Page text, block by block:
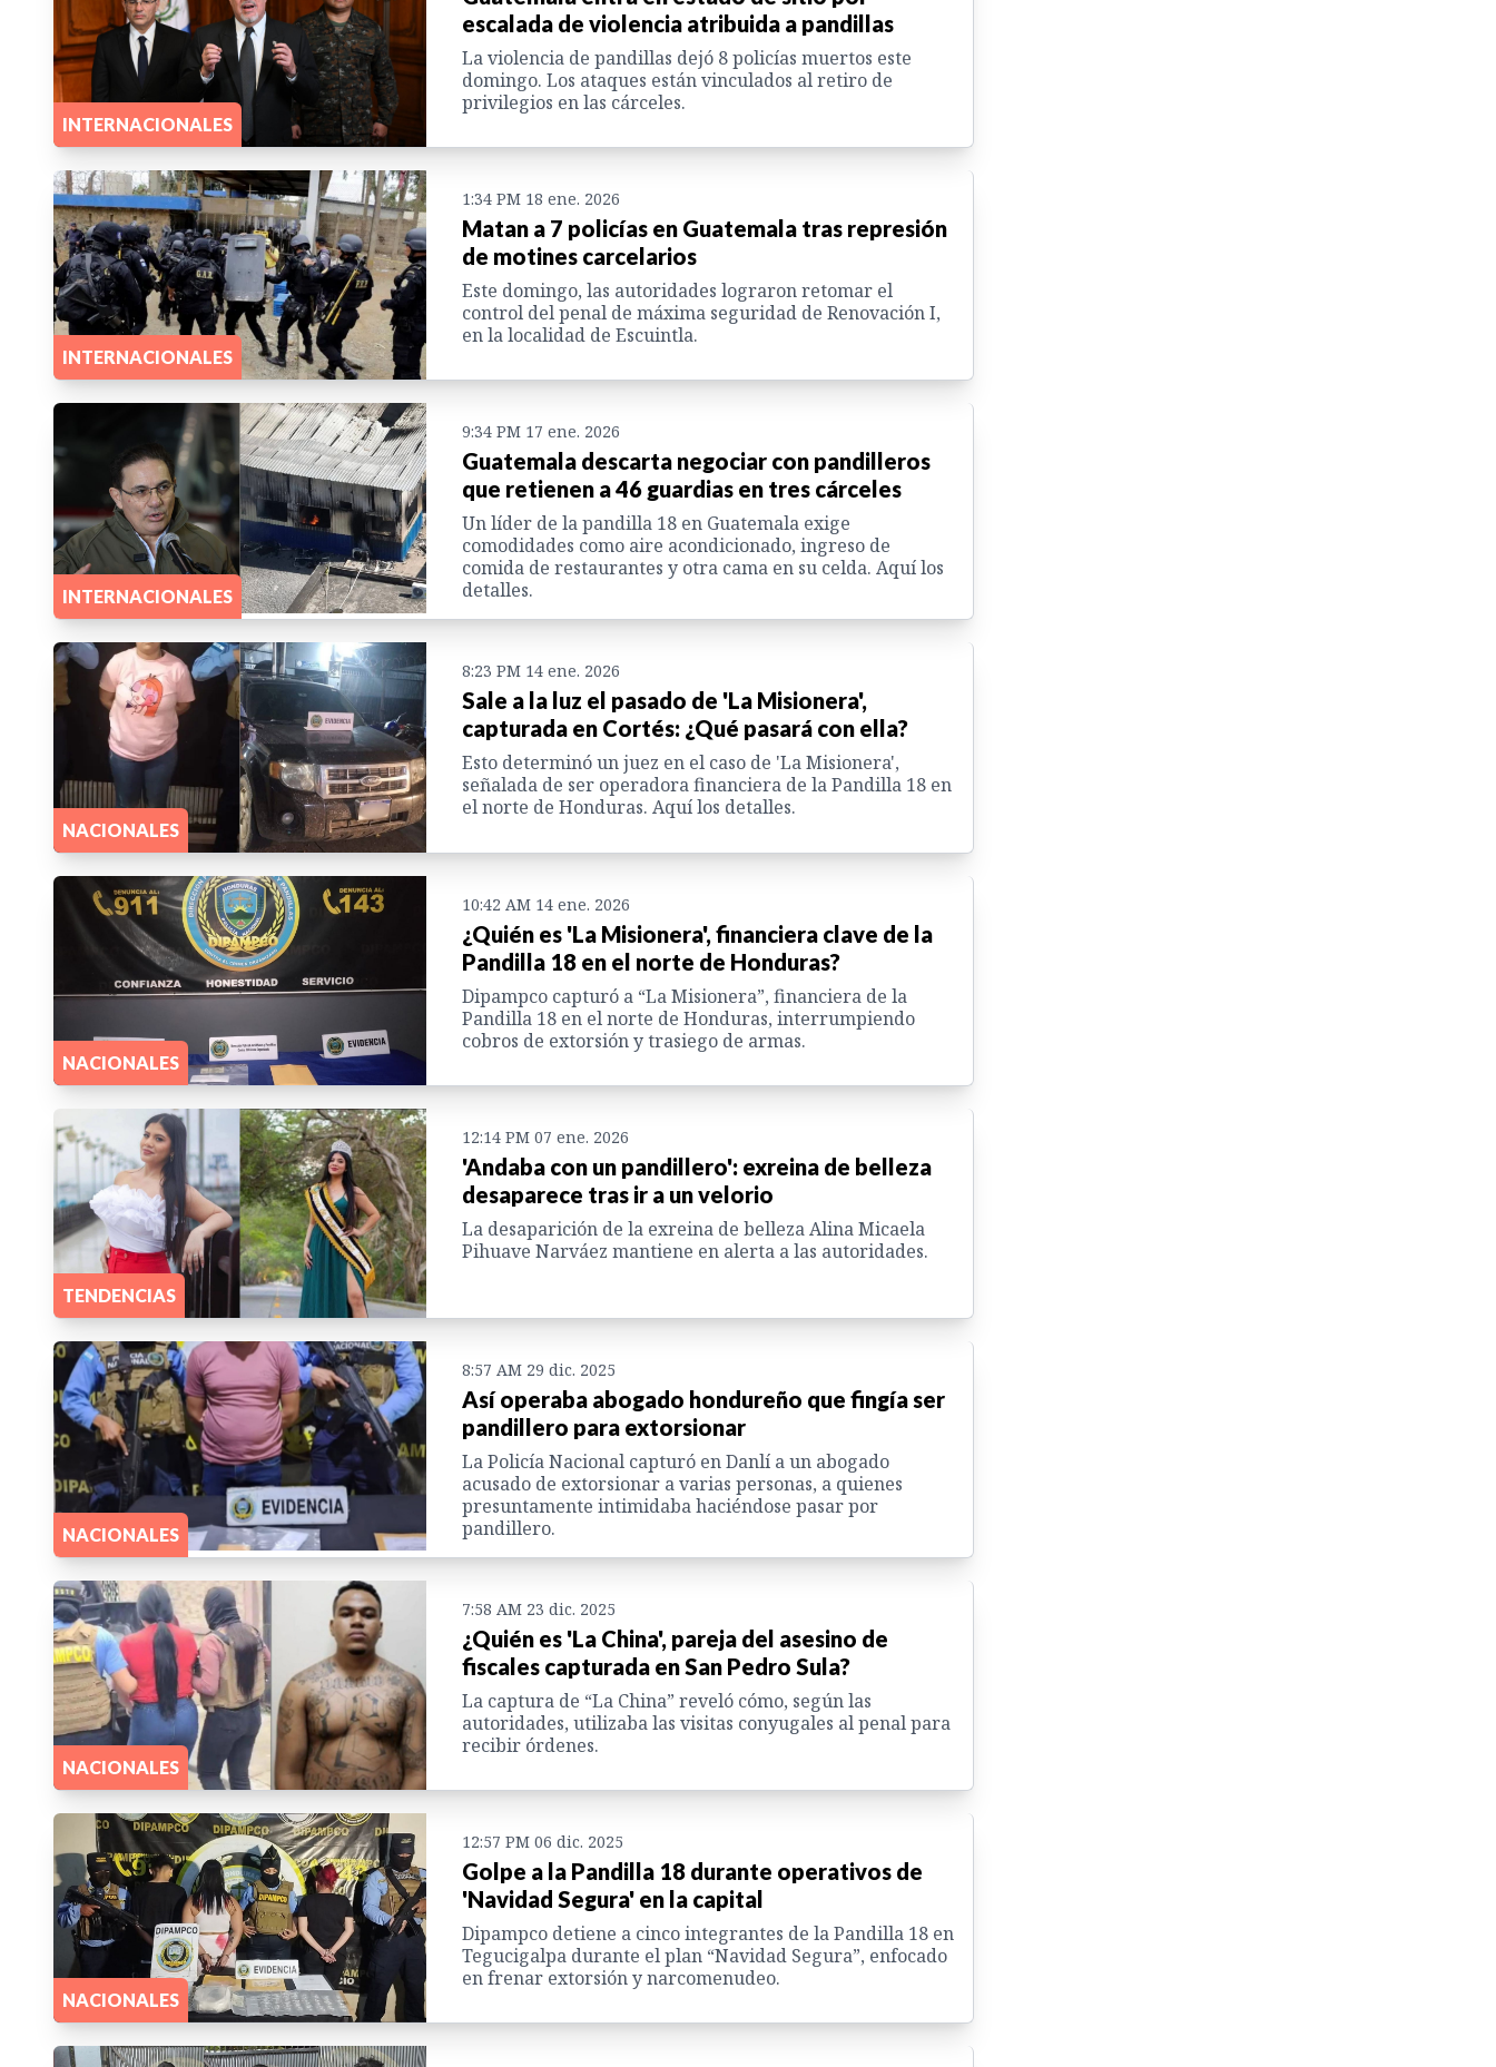
INTERNACIONALES
escalada de violencia atribuida a pandillas
La violencia de pandillas dejó 8 policías muertos este
domingo. Los ataques están vinculados al retiro de
privilegios en las cárceles.
INTERNACIONALES
1:34 PM 18 ene. 2026
Matan a 7 policías en Guatemala tras represión
de motines carcelarios
Este domingo, las autoridades lograron retomar el
control del penal de máxima seguridad de Renovación I,
en la localidad de Escuintla.
INTERNACIONALES
9:34 PM 17 ene. 2026
Guatemala descarta negociar con pandilleros
que retienen a 46 guardias en tres cárceles
Un líder de la pandilla 18 en Guatemala exige
comodidades como aire acondicionado, ingreso de
comida de restaurantes y otra cama en su celda. Aquí los
detalles.
NACIONALES
8:23 PM 14 ene. 2026
Sale a la luz el pasado de 'La Misionera',
capturada en Cortés: ¿Qué pasará con ella?
Esto determinó un juez en el caso de 'La Misionera',
señalada de ser operadora financiera de la Pandilla 18 en
el norte de Honduras. Aquí los detalles.
NACIONALES
10:42 AM 14 ene. 2026
¿Quién es 'La Misionera', financiera clave de la
Pandilla 18 en el norte de Honduras?
Dipampco capturó a “La Misionera”, financiera de la
Pandilla 18 en el norte de Honduras, interrumpiendo
cobros de extorsión y trasiego de armas.
TENDENCIAS
12:14 PM 07 ene. 2026
'Andaba con un pandillero': exreina de belleza
desaparece tras ir a un velorio
La desaparición de la exreina de belleza Alina Micaela
Pihuave Narváez mantiene en alerta a las autoridades.
NACIONALES
8:57 AM 29 dic. 2025
Así operaba abogado hondureño que fingía ser
pandillero para extorsionar
La Policía Nacional capturó en Danlí a un abogado
acusado de extorsionar a varias personas, a quienes
presuntamente intimidaba haciéndose pasar por
pandillero.
NACIONALES
7:58 AM 23 dic. 2025
¿Quién es 'La China', pareja del asesino de
fiscales capturada en San Pedro Sula?
La captura de “La China” reveló cómo, según las
autoridades, utilizaba las visitas conyugales al penal para
recibir órdenes.
NACIONALES
12:57 PM 06 dic. 2025
Golpe a la Pandilla 18 durante operativos de
'Navidad Segura' en la capital
Dipampco detiene a cinco integrantes de la Pandilla 18 en
Tegucigalpa durante el plan “Navidad Segura”, enfocado
en frenar extorsión y narcomenudeo.